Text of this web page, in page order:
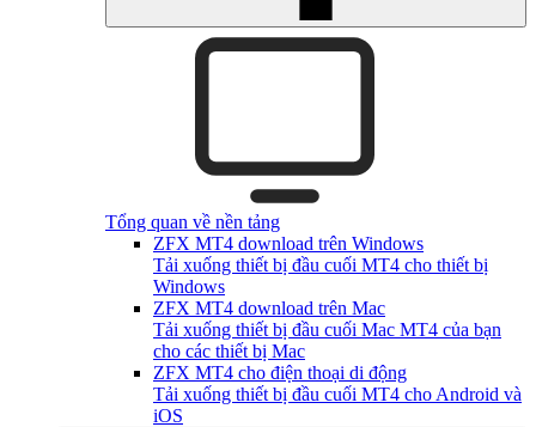
Tổng quan về nền tảng
ZFX MT4 download trên Windows
Tải xuống thiết bị đầu cuối MT4 cho thiết bị
Windows
ZFX MT4 download trên Mac
Tải xuống thiết bị đầu cuối Mac MT4 của bạn
cho các thiết bị Mac
ZFX MT4 cho điện thoại di động
Tải xuống thiết bị đầu cuối MT4 cho Android và
iOS